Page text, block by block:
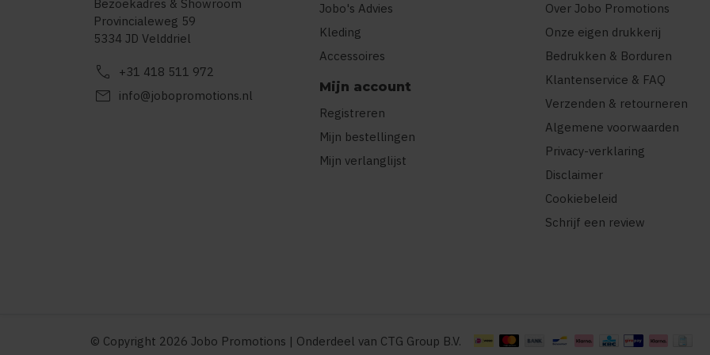
Bezoekadres & Showroom
Provincialeweg 59
5334 JD Velddriel
call +31 418 511 972
mail info@jobopromotions.nl
Jobo's Advies
Kleding
Accessoires
Mijn account
Registreren
Mijn bestellingen
Mijn verlanglijst
Over Jobo Promotions
Onze eigen drukkerij
Bedrukken & Borduren
Klantenservice & FAQ
Verzenden & retourneren
Algemene voorwaarden
Privacy-verklaring
Disclaimer
Cookiebeleid
Schrijf een review
© Copyright 2026 Jobo Promotions | Onderdeel van CTG Group B.V.